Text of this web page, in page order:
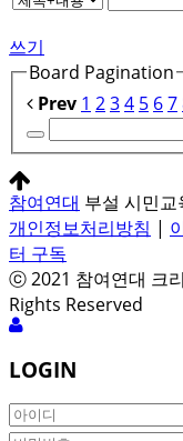
쓰기
Board Pagination
Prev 1 234 5 67
참여연대 부설 시민
개인정보처리방침 |
터 구독
ⓒ 2021 참여연대 크
Rights Reserved
LOGIN